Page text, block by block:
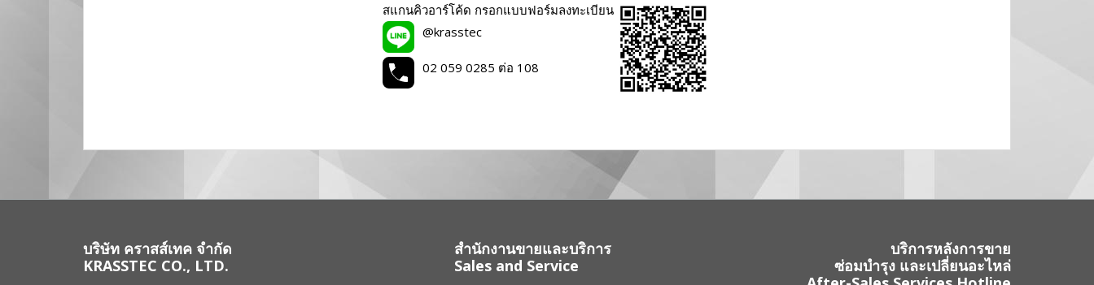
สแกนคิวอาร์โค้ด กรอกแบบฟอร์มลงทะเบียน
@krasstec
02 059 0285 ต่อ 108
บริษัท คราสส์เทค จำกัด
KRASSTEC CO., LTD.
สำนักงานขายและบริการ
Sales and Service
บริการหลังการขาย
ซ่อมบำรุง และเปลี่ยนอะไหล่